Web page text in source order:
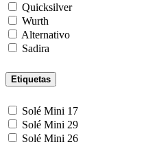
Quicksilver
Wurth
Alternativo
Sadira
Etiquetas
Solé Mini 17
Solé Mini 29
Solé Mini 26